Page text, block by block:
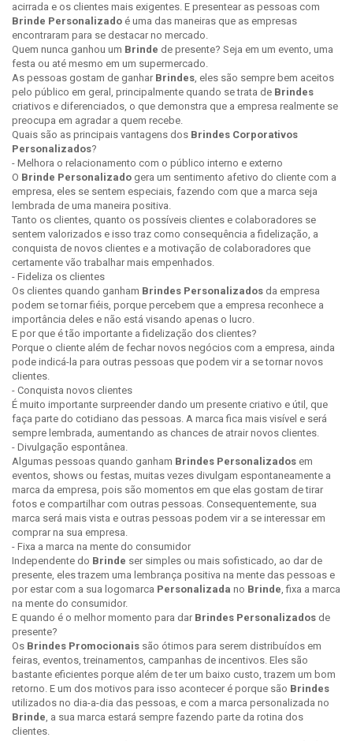
acirrada e os clientes mais exigentes. E presentear as pessoas com
Brinde Personalizado é uma das maneiras que as empresas
encontraram para se destacar no mercado.
Quem nunca ganhou um Brinde de presente? Seja em um evento, uma
festa ou até mesmo em um supermercado.
As pessoas gostam de ganhar Brindes, eles são sempre bem aceitos
pelo público em geral, principalmente quando se trata de Brindes
criativos e diferenciados, o que demonstra que a empresa realmente se
preocupa em agradar a quem recebe.
Quais são as principais vantagens dos Brindes Corporativos
Personalizados?
- Melhora o relacionamento com o público interno e externo
O Brinde Personalizado gera um sentimento afetivo do cliente com a
empresa, eles se sentem especiais, fazendo com que a marca seja
lembrada de uma maneira positiva.
Tanto os clientes, quanto os possíveis clientes e colaboradores se
sentem valorizados e isso traz como consequência a fidelização, a
conquista de novos clientes e a motivação de colaboradores que
certamente vão trabalhar mais empenhados.
- Fideliza os clientes
Os clientes quando ganham Brindes Personalizados da empresa
podem se tornar fiéis, porque percebem que a empresa reconhece a
importância deles e não está visando apenas o lucro.
E por que é tão importante a fidelização dos clientes?
Porque o cliente além de fechar novos negócios com a empresa, ainda
pode indicá-la para outras pessoas que podem vir a se tornar novos
clientes.
- Conquista novos clientes
É muito importante surpreender dando um presente criativo e útil, que
faça parte do cotidiano das pessoas. A marca fica mais visível e será
sempre lembrada, aumentando as chances de atrair novos clientes.
- Divulgação espontânea.
Algumas pessoas quando ganham Brindes Personalizados em
eventos, shows ou festas, muitas vezes divulgam espontaneamente a
marca da empresa, pois são momentos em que elas gostam de tirar
fotos e compartilhar com outras pessoas. Consequentemente, sua
marca será mais vista e outras pessoas podem vir a se interessar em
comprar na sua empresa.
- Fixa a marca na mente do consumidor
Independente do Brinde ser simples ou mais sofisticado, ao dar de
presente, eles trazem uma lembrança positiva na mente das pessoas e
por estar com a sua logomarca Personalizada no Brinde, fixa a marca
na mente do consumidor.
E quando é o melhor momento para dar Brindes Personalizados de
presente?
Os Brindes Promocionais são ótimos para serem distribuídos em
feiras, eventos, treinamentos, campanhas de incentivos. Eles são
bastante eficientes porque além de ter um baixo custo, trazem um bom
retorno. E um dos motivos para isso acontecer é porque são Brindes
utilizados no dia-a-dia das pessoas, e com a marca personalizada no
Brinde, a sua marca estará sempre fazendo parte da rotina dos
clientes.